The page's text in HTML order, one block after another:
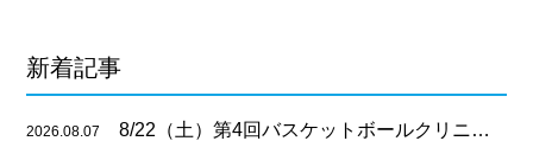
新着記事
2026.08.07 8/22（土）第4回バスケットボールクリニックのご案内